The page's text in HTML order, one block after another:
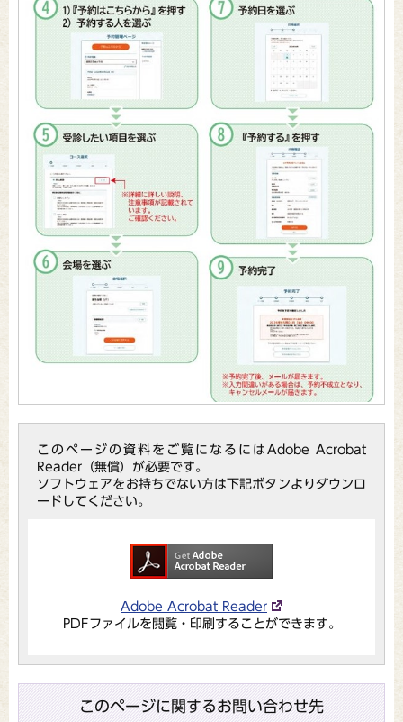
このページの資料をご覧になるにはAdobe Acrobat
Reader（無償）が必要です。
ソフトウェアをお持ちでない方は下記ボタンよりダウンロ
ードしてください。
Adobe Acrobat Reader
PDFファイルを閲覧・印刷することができます。
このページに関するお問い合わせ先